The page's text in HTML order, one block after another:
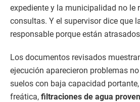
expediente y la municipalidad no le
consultas. Y el supervisor dice que
responsable porque están
Los documentos revisados
ejecución aparecieron problemas
suelos con baja capacidad
freática, filtraciones de agua